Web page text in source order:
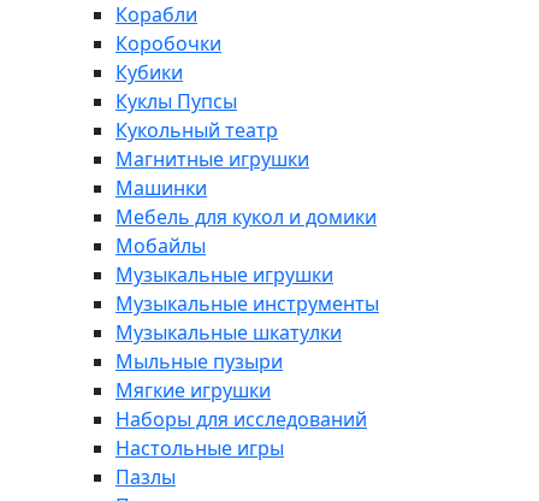
Корабли
Коробочки
Кубики
Куклы Пупсы
Кукольный театр
Магнитные игрушки
Машинки
Мебель для кукол и домики
Мобайлы
Музыкальные игрушки
Музыкальные инструменты
Музыкальные шкатулки
Мыльные пузыри
Мягкие игрушки
Наборы для исследований
Настольные игры
Пазлы